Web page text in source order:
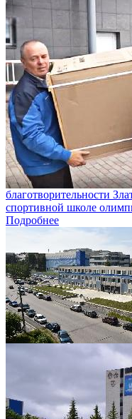
благотворительности
спортивной школе
Подробнее